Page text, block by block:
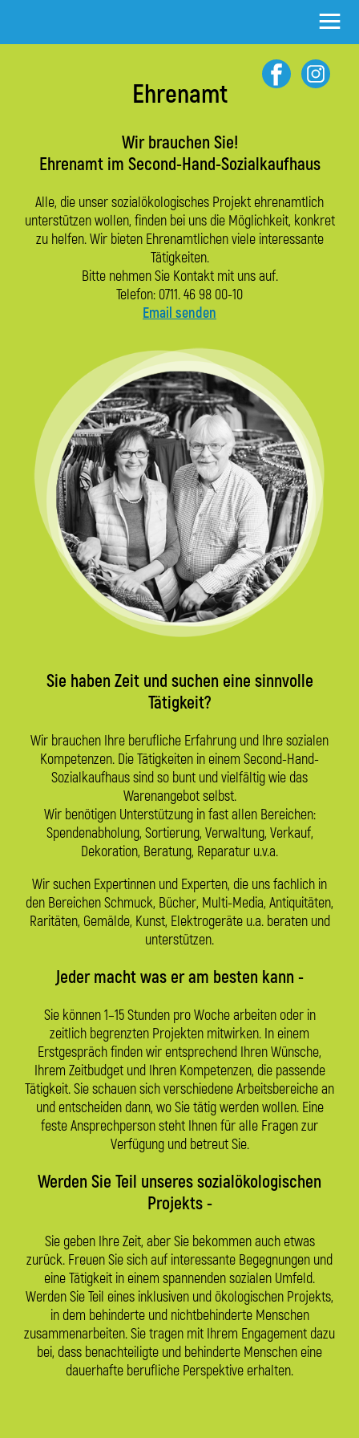
≡
Ehrenamt
Wir brauchen Sie!
Ehrenamt im Second-Hand-Sozialkaufhaus
Alle, die unser sozialökologisches Projekt ehrenamtlich
unter­stützen wollen, finden bei uns die Möglichkeit, konkret
zu helfen. Wir bieten Ehrenamtlichen viele interessante
Tätigkeiten.
Bitte nehmen Sie Kontakt mit uns auf.
Telefon: 0711. 46 98 00-10
Email senden
Sie haben Zeit und suchen eine sinnvolle
Tätigkeit?
Wir brauchen Ihre berufliche Erfahrung und Ihre sozialen
Kom­petenzen. Die Tätigkeiten in einem Second-Hand-
Sozialkaufhaus sind so bunt und vielfältig wie das
Warenangebot selbst.
Wir benötigen Unterstützung in fast allen Bereichen:
Spendenabholung, Sortierung, Verwaltung, Verkauf,
Dekoration, Beratung, Reparatur u.v.a.
Wir suchen Expertinnen und Experten, die uns fachlich in
den Bereichen Schmuck, Bücher, Multi-Media, Antiquitäten,
Raritäten, Gemälde, Kunst, Elektrogeräte u.a. beraten und
unterstützen.
Jeder macht was er am besten kann -
Sie können 1–15 Stunden pro Woche arbeiten oder in
zeitlich begrenzten Projekten mitwirken. In einem
Erstgespräch finden wir entsprechend Ihren Wünsche,
Ihrem Zeitbudget und Ihren Kompetenzen, die passende
Tätigkeit. Sie schauen sich verschiedene Arbeitsbereiche an
und entscheiden dann, wo Sie tätig werden wollen. Eine
feste Ansprechperson steht Ihnen für alle Fragen zur
Verfügung und betreut Sie.
Werden Sie Teil unseres sozialökologischen
Projekts -
Sie geben Ihre Zeit, aber Sie bekommen auch etwas
zurück. Freuen Sie sich auf interessante Begegnungen und
eine Tätig­keit in einem spannenden sozialen Umfeld.
Werden Sie Teil eines inklusiven und ökologischen Projekts,
in dem behinderte und nichtbehinderte Menschen
zusammenarbeiten. Sie tragen mit Ihrem Engagement dazu
bei, dass benachteiligte und behinderte Menschen eine
dauerhafte berufliche Perspektive erhalten.